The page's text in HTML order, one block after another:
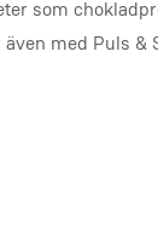
som
med Puls &